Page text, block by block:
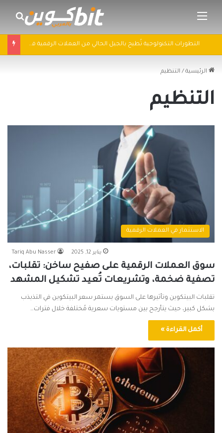
القائمة
التطورات التكنولوجية تُطيح بالجيل الحالي من العملات الرقمية في 2025: سباق التكنولوجيا يُعيد تشكيل مشهد الكريبتو
الرئيسية / التنظيم
التنظيم
الاستثمار في العملات الرقمية
Tariq Abu Nasser يناير 12, 2025
سوق العملات الرقمية على صفيح ساخن: تقلبات،
تصفية ضخمة، وتشريعات تُعيد تشكيل المشهد
تقلبات البيتكوين وتأثيرها على السوق يستمر سعر البيتكوين في التذبذب
بشكل كبير، حيث يتأرجح بين مستويات سعرية مُختلفة خلال فترات…
أكمل القراءة »